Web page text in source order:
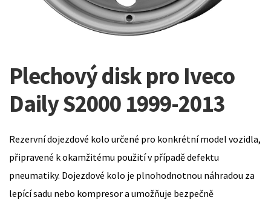
Plechový disk pro Iveco
Daily S2000 1999-2013
Rezervní dojezdové kolo určené pro konkrétní model vozidla,
připravené k okamžitému použití v případě defektu
pneumatiky. Dojezdové kolo je plnohodnotnou náhradou za
lepící sadu nebo kompresor a umožňuje bezpečně